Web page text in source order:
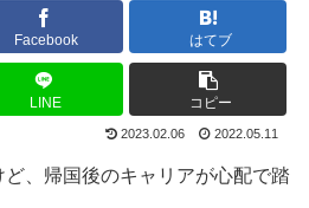
Facebook はてブ
LINE コピー
2023.02.06 2022.05.11
ど、帰国後のキャリアが心配で踏